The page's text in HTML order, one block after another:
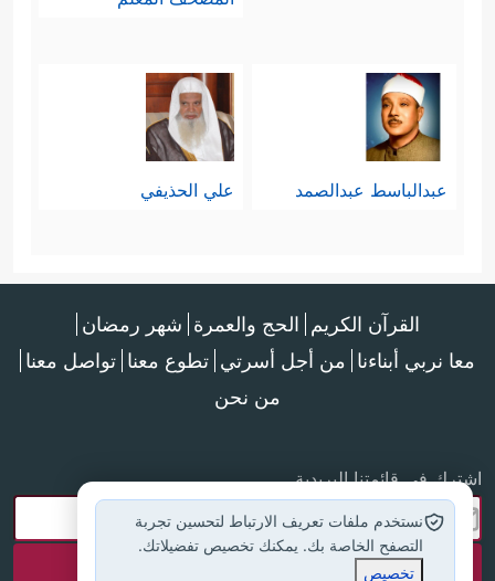
عبدالباسط عبدالصمد علي الحذيفي
القرآن الكريم الحج والعمرة شهر رمضان
معا نربي أبناءنا من أجل أسرتي تطوع معنا تواصل معنا
من نحن
اشترك في قائمتنا البريدية
نستخدم ملفات تعريف الارتباط لتحسين تجربة
التصفح الخاصة بك. يمكنك تخصيص تفضيلاتك.
تخصيص